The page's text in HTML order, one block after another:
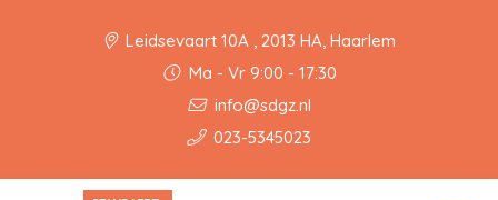
Leidsevaart 10A , 2013 HA, Haarlem
Ma - Vr 9:00 - 17:30
info@sdgz.nl
023-5345023